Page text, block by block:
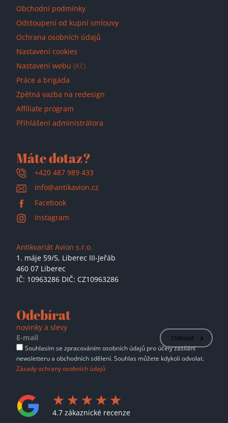
Obchodní podmínky
Odstoupení od kupní smlouvy
Ochrana osobních údajů
Nastavení cookies
Nastavení webu (Kč)
Práce a brigáda
Zpětná vazba na redesign
Affiliate program
Přihlášení administrátora
Máte dotaz?
+420 487 989 433
info@antikavion.cz
Facebook
Instagram
Antikvariát Avion s.r.o.
1. máje 59/5, Liberec III-Jeřáb
460 07 Liberec
IČ: 10963286 DIČ: CZ10963286
Odebírat
novinky a slevy
Odeslat
Souhlasím se zpracováním osobních údajů pro účely zasílání
newsletteru a obchodních sdělení. Souhlas můžete kdykoli odvolat.
Zásady ochrany osobních údajů
4.7 zákaznické recenze